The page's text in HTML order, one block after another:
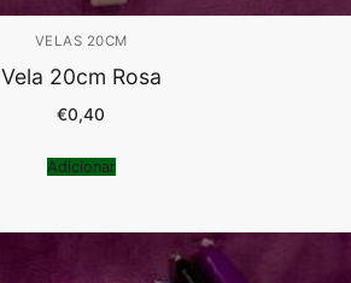
VELAS 20CM
Vela 20cm Rosa
€0,40
Adicionar